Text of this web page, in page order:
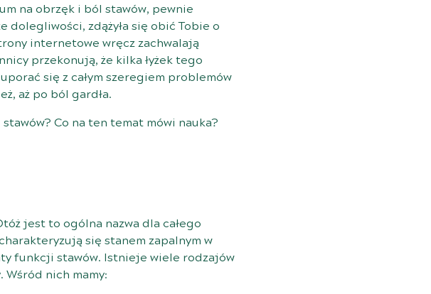
na obrzęk i ból stawów, pewnie
zdążyła się obić Tobie o
internetowe wręcz zachwalają
przekonują, że kilka łyżek tego
się z całym szeregiem problemów
aż po ból gardła.
Co na ten temat mówi nauka?
jest to ogólna nazwa dla całego
się stanem zapalnym w
funkcji stawów. Istnieje wiele rodzajów
nich mamy: